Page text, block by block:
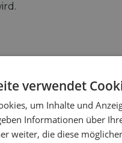
verwendet
um Inhalte und
Informationen über
weiter, die diese